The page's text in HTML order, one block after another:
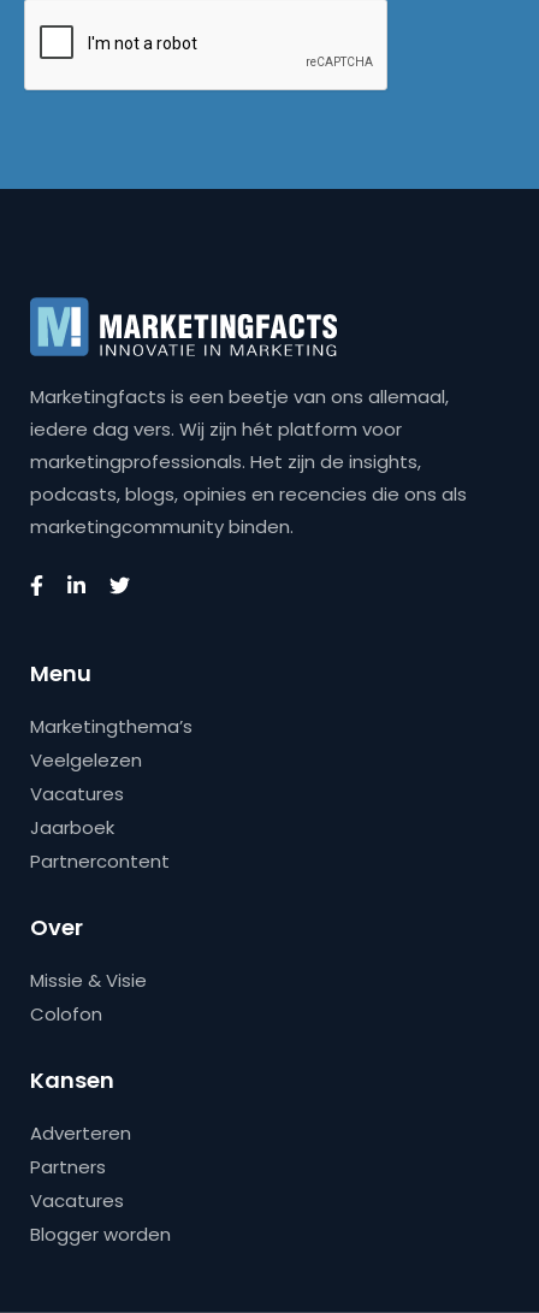
Marketingfacts is een beetje van ons allemaal,
iedere dag vers. Wij zijn hét platform voor
marketingprofessionals. Het zijn de insights,
podcasts, blogs, opinies en recencies die ons als
marketingcommunity binden.
Menu
Marketingthema’s
Veelgelezen
Vacatures
Jaarboek
Partnercontent
Over
Missie & Visie
Colofon
Kansen
Adverteren
Partners
Vacatures
Blogger worden